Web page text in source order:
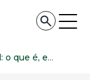
Liderança situacional: o que é, e como aplicar para gerir diferentes perfis na equipe